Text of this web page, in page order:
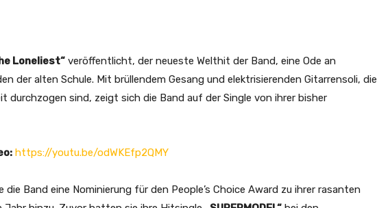
Loneliest“ veröffentlicht, der neueste Welthit der Band, eine Ode an
der alten Schule. Mit brüllendem Gesang und elektrisierenden Gitarrensoli, die
durchzogen sind, zeigt sich die Band auf der Single von ihrer bisher
https://youtu.be/odWKEfp2QMY
die Band eine Nominierung für den People’s Choice Award zu ihrer rasanten